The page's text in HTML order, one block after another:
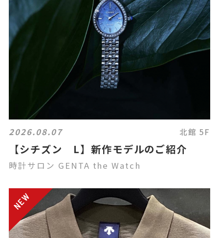
2026.08.07 北館 5F
【シチズン L】新作モデルのご紹介
時計サロン GENTA the Watch